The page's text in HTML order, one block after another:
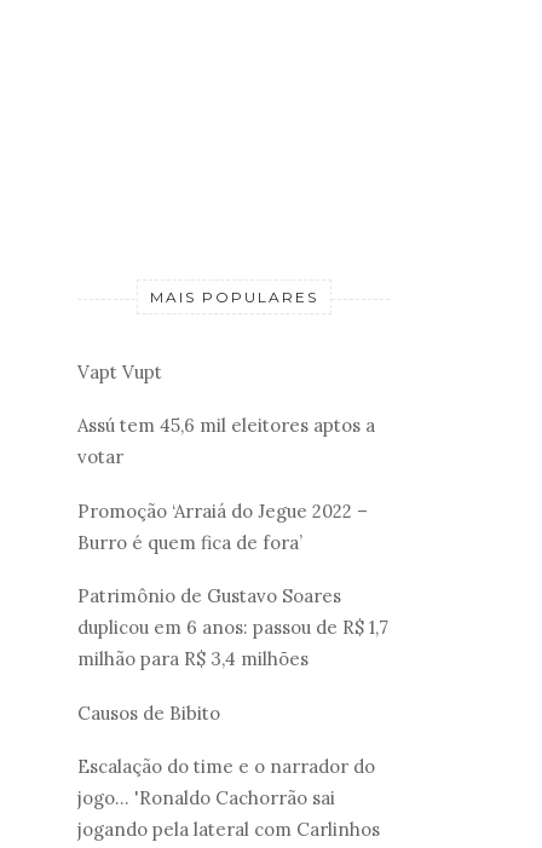
MAIS POPULARES
Vapt Vupt
Assú tem 45,6 mil eleitores aptos a
votar
Promoção ‘Arraiá do Jegue 2022 –
Burro é quem fica de fora’
Patrimônio de Gustavo Soares
duplicou em 6 anos: passou de R$ 1,7
milhão para R$ 3,4 milhões
Causos de Bibito
Escalação do time e o narrador do
jogo... 'Ronaldo Cachorrão sai
jogando pela lateral com Carlinhos